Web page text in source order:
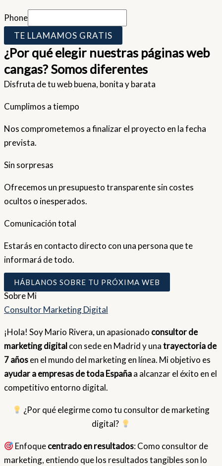
Phone
TE LLAMAMOS GRATIS
¿Por qué elegir nuestras páginas web
cangas? Somos diferentes
Disfruta de tu web buena, bonita y barata
Cumplimos a tiempo
Nos comprometemos a finalizar el proyecto en la fecha
prevista.
Sin sorpresas
Ofrecemos un presupuesto transparente sin costes
ocultos o inesperados.
Comunicación total
Estarás en contacto directo con una persona que te
informará de todo.
HÁBLANOS SOBRE TU PRÓXIMA WEB
SobreMi
Consultor Marketing Digital
¡Hola! Soy Mario Rivera, un apasionado consultor de
marketing digital con sede en Madrid y unatrayectoria de
7 añosen el mundo del marketing en línea. Mi objetivo es
ayudar a empresas de toda Españaa alcanzar el éxito en el
competitivo entorno digital.
¿Por qué elegirme como tu consultor de marketing
digital?
Enfoquecentrado en resultados: Como consultor de
marketing, entiendo que los resultados tangibles son lo